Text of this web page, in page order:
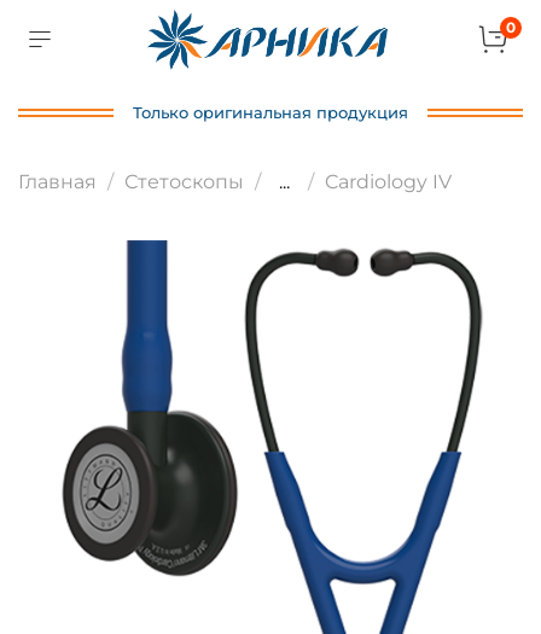
0
Только оригинальная продукция
Главная Стетоскопы ... Cardiology IV